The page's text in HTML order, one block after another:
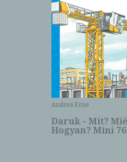
Andrea Erne
Daruk - Mit?
Hogyan? Mini